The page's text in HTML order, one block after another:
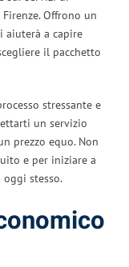
Offrono un
aiuterà a capire
il pacchetto
stressante e
un servizio
prezzo equo. Non
e per iniziare a
stesso.